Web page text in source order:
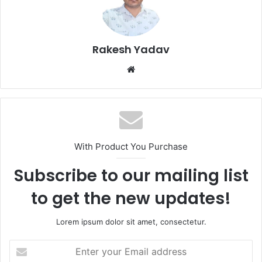
Rakesh Yadav
b
s
i
e
With Product You Purchase
Subscribe to our mailing list
to get the new updates!
Lorem ipsum dolor sit amet, consectetur.